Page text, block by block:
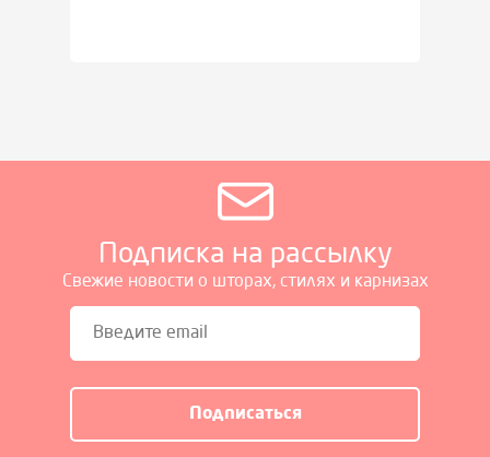
Подписка на рассылку
Свежие новости о шторах, стилях и карнизах